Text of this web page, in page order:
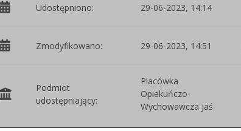
Udostępniono: 29-06-2023, 14:14
Zmodyfikowano: 29-06-2023, 14:51
Podmiot
udostępniający:
Placówka
Opiekuńczo-
Wychowawcza Jaś